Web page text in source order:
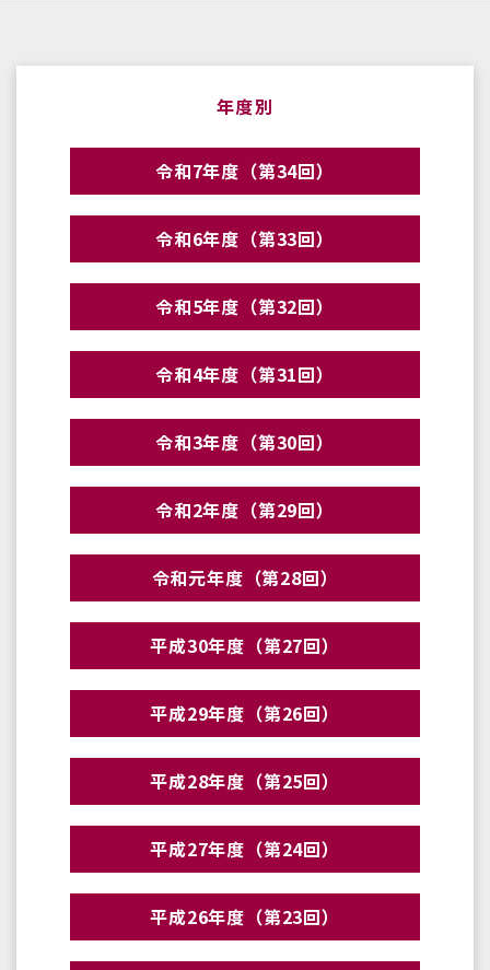
年度別
令和7年度（第34回）
令和6年度（第33回）
令和5年度（第32回）
令和4年度（第31回）
令和3年度（第30回）
令和2年度（第29回）
令和元年度（第28回）
平成30年度（第27回）
平成29年度（第26回）
平成28年度（第25回）
平成27年度（第24回）
平成26年度（第23回）